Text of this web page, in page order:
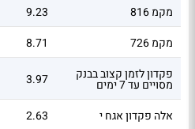
מקמ 816 9.23
מקמ 726
8.71
פקדון לזמן קצוב בבנק
מסויים עד 7 ימים 3.97
אלה פקדון אגח י 2.63